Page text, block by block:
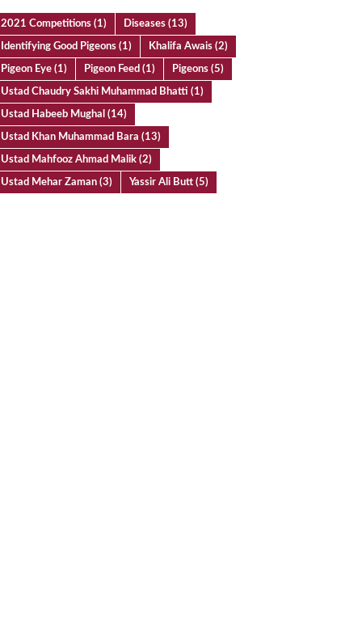
2021 Competitions (1) Diseases (13)
Identifying Good Pigeons (1) Khalifa Awais (2)
Pigeon Eye (1) Pigeon Feed (1) Pigeons (5)
Ustad Chaudry Sakhi Muhammad Bhatti (1)
Ustad Habeeb Mughal (14)
Ustad Khan Muhammad Bara (13)
Ustad Mahfooz Ahmad Malik (2)
Ustad Mehar Zaman (3) Yassir Ali Butt (5)